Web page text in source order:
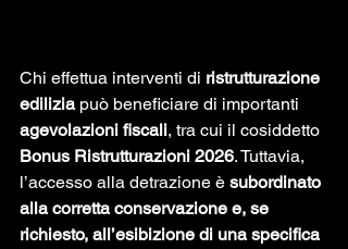
Chi effettua interventi di ristrutturazione
edilizia può beneficiare di importanti
agevolazioni fiscali, tra cui il cosiddetto
Bonus Ristrutturazioni 2026. Tuttavia,
l’accesso alla detrazione è subordinato
alla corretta conservazione e, se
richiesto, all’esibizione di una specifica